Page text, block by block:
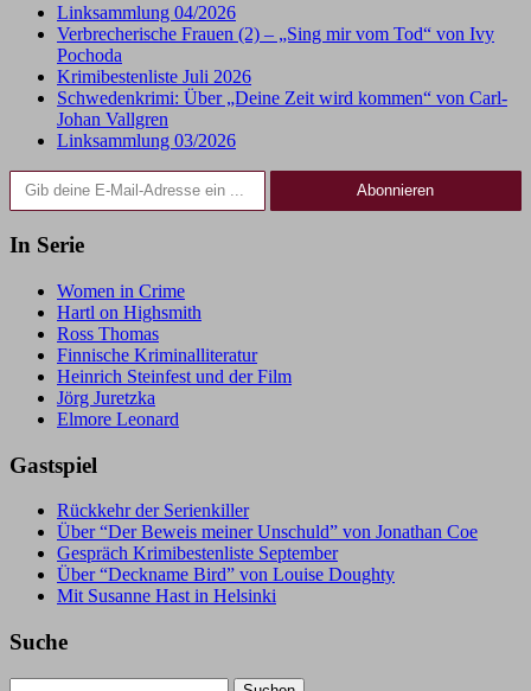
Linksammlung 04/2026
Verbrecherische Frauen (2) – „Sing mir vom Tod“ von Ivy
Pochoda
Krimibestenliste Juli 2026
Schwedenkrimi: Über „Deine Zeit wird kommen“ von Carl-
Johan Vallgren
Linksammlung 03/2026
Gib deine E-Mail-Adresse ein ...
Abonnieren
In Serie
Women in Crime
Hartl on Highsmith
Ross Thomas
Finnische Kriminalliteratur
Heinrich Steinfest und der Film
Jörg Juretzka
Elmore Leonard
Gastspiel
Rückkehr der Serienkiller
Über “Der Beweis meiner Unschuld” von Jonathan Coe
Gespräch Krimibestenliste September
Über “Deckname Bird” von Louise Doughty
Mit Susanne Hast in Helsinki
Suche